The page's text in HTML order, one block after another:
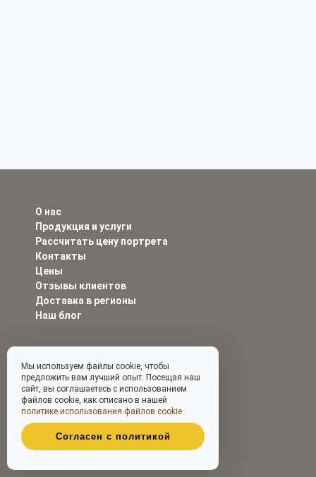
О нас
Продукция и услуги
Рассчитать цену портрета
Контакты
Цены
Отзывы клиентов
Доставка в регионы
Наш блог
Мы используем файлы cookie, чтобы
предложить вам лучший опыт. Посещая наш
сайт, вы соглашаетесь с использованием
файлов cookie, как описано в нашей
политике использования файлов cookie
Согласен с политикой